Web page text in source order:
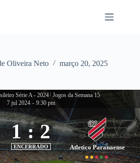
Oliveira Neto março 20, 2025
Série A - 2024 Jogos da Semana 15
7 jul 2024 - 9:30 pm
1 : 2
ENCERRADO Atletico Paranaense